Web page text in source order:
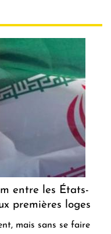
entre les États-
premières loges
mais sans se faire